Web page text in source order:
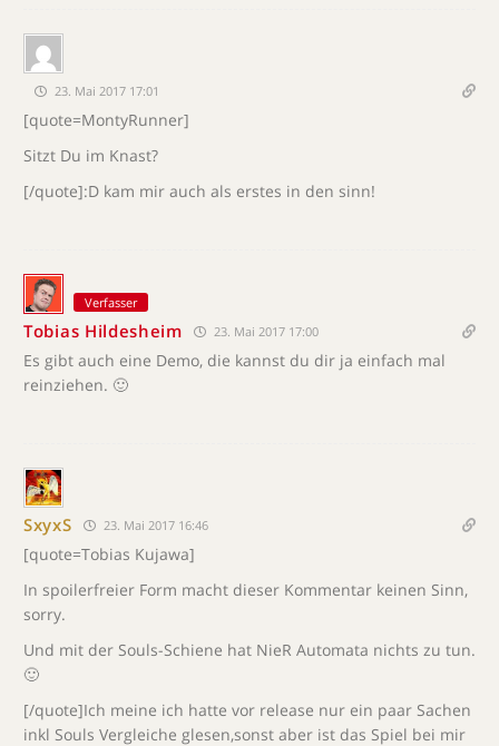
23. Mai 2017 17:01
[quote=MontyRunner]
Sitzt Du im Knast?
[/quote]:D kam mir auch als erstes in den sinn!
Verfasser
Tobias Hildesheim 23. Mai 2017 17:00
Es gibt auch eine Demo, die kannst du dir ja einfach mal
reinziehen. 🙂
SxyxS 23. Mai 2017 16:46
[quote=Tobias Kujawa]
In spoilerfreier Form macht dieser Kommentar keinen Sinn,
sorry.
Und mit der Souls-Schiene hat NieR Automata nichts zu tun.
🙂
[/quote]Ich meine ich hatte vor release nur ein paar Sachen
inkl Souls Vergleiche glesen,sonst aber ist das Spiel bei mir